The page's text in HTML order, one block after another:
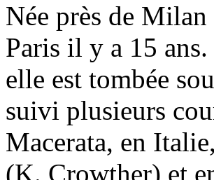
Née près de
Paris il y a 15
elle est tombée
suivi plusieurs
Macerata, en
(K. Crowther) et